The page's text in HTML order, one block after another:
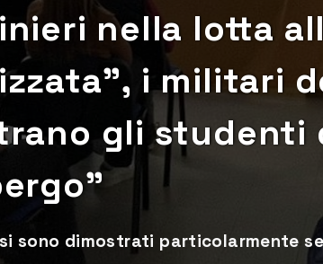
nella lotta
i militari
gli studenti
sono dimostrati particolarmente